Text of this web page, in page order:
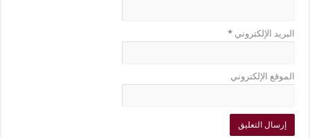
البريد الإلكتروني*
الموقع الإلكتروني